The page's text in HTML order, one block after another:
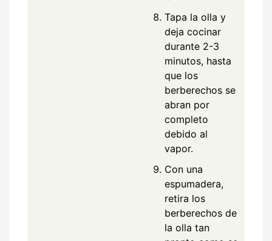
Tapa la olla y
deja cocinar
durante 2-3
minutos, hasta
que los
berberechos se
abran por
completo
debido al
vapor.
Con una
espumadera,
retira los
berberechos de
la olla tan